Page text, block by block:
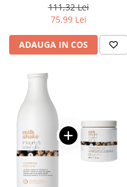
Reconstruction, 200 ml
111,32 Lei
75,99 Lei
ADAUGA IN COS